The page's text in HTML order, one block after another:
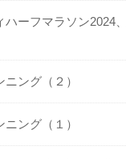
ハーフマラソン2024
ング（２）
ング（１）